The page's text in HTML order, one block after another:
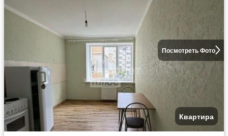
Посмотреть Фото
Квартира